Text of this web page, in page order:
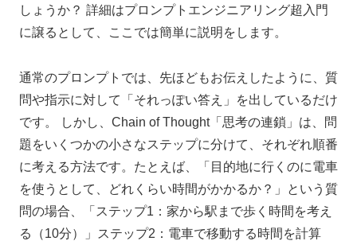
しょうか？ 詳細はプロンプトエンジニアリング超入門
に譲るとして、ここでは簡単に説明をします。
通常のプロンプトでは、先ほどもお伝えしたように、質
問や指示に対して「それっぽい答え」を出しているだけ
です。 しかし、Chain of Thought「思考の連鎖」は、問
題をいくつかの小さなステップに分けて、それぞれ順番
に考える方法です。たとえば、「目的地に行くのに電車
を使うとして、どれくらい時間がかかるか？」という質
問の場合、「ステップ1：家から駅まで歩く時間を考え
る（10分）」ステップ2：電車で移動する時間を計算